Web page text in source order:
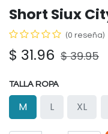
Short Siux
(0 reseña)
$ 31.96 $39.95
TALLA ROPA
M L XL